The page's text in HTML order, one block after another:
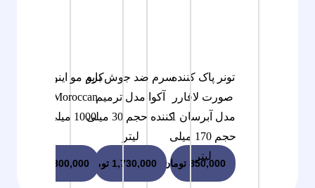
تونر پاک کننده
صورت لافارر
مدل آبرسان 1
حجم 170 میلی
لیتر
850,000 تومان
سرم ضد جوش بایو
آکوا مدل ترمیم
کننده حجم 30 میلی
لیتر
1,730,000 تومان
کرم مو اینوآر مدل
1000 میلی لیتر
3,800,000